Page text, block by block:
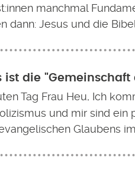
manchmal
dann: Jesus und die Bibel
ist die "Gemeinschaft
Tag Frau Heu, Ich
und mir sind ein
Glaubens